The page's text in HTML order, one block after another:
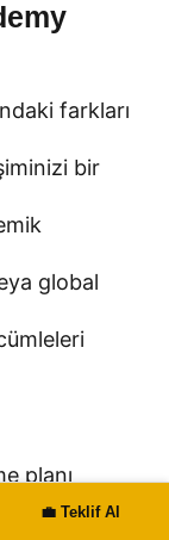
farkları
bir
global
planı
💼 Teklif Al